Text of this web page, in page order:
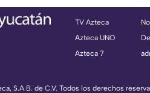
TV Azteca
Azteca UNO
Azteca 7
S.A.B. de C.V. Todos los derechos